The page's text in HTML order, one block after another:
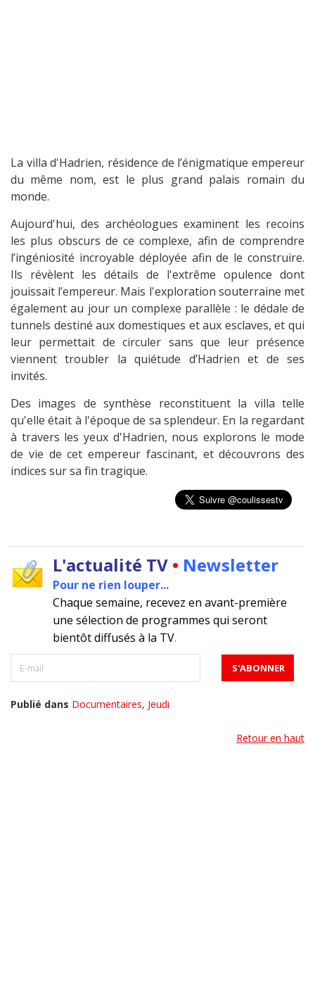
La villa d'Hadrien, résidence de l’énigmatique empereur
du même nom, est le plus grand palais romain du
monde.
Aujourd'hui, des archéologues examinent les recoins
les plus obscurs de ce complexe, afin de comprendre
l’ingéniosité incroyable déployée afin de le construire.
Ils révèlent les détails de l'extrême opulence dont
jouissait l’empereur. Mais l'exploration souterraine met
également au jour un complexe parallèle : le dédale de
tunnels destiné aux domestiques et aux esclaves, et qui
leur permettait de circuler sans que leur présence
viennent troubler la quiétude d’Hadrien et de ses
invités.
Des images de synthèse reconstituent la villa telle
qu'elle était à l'époque de sa splendeur. En la regardant
à travers les yeux d'Hadrien, nous explorons le mode
de vie de cet empereur fascinant, et découvrons des
indices sur sa fin tragique.
L'actualité TV • Newsletter
Pour ne rien louper...
Chaque semaine, recevez en avant-première
une sélection de programmes qui seront
bientôt diffusés à la TV.
Publié dans Documentaires, Jeudi
Retour en haut